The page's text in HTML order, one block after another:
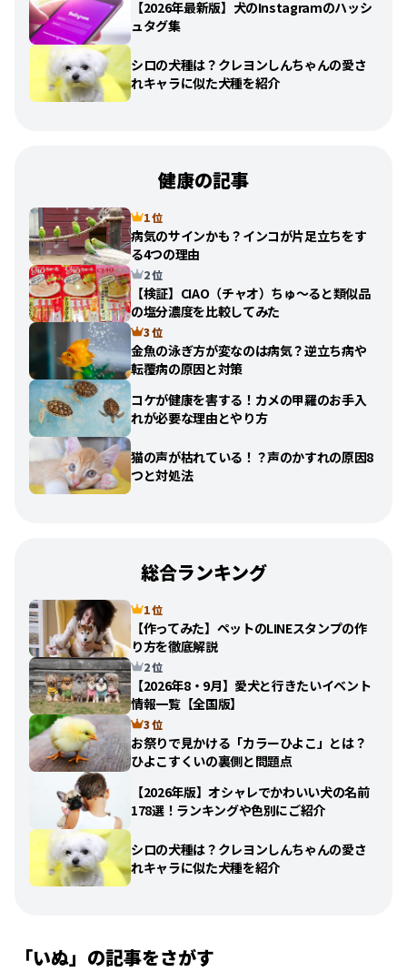
【2026年最新版】犬のInstagramのハッシ
ュタグ集
シロの犬種は？クレヨンしんちゃんの愛さ
れキャラに似た犬種を紹介
健康の記事
1 位
病気のサインかも？インコが片足立ちをす
る4つの理由
2 位
【検証】CIAO（チャオ）ちゅ〜ると類似品
の塩分濃度を比較してみた
3 位
金魚の泳ぎ方が変なのは病気？逆立ち病や
転覆病の原因と対策
コケが健康を害する！カメの甲羅のお手入
れが必要な理由とやり方
猫の声が枯れている！？声のかすれの原因8
つと対処法
総合ランキング
1 位
【作ってみた】ペットのLINEスタンプの作
り方を徹底解説
2 位
【2026年8・9月】愛犬と行きたいイベント
情報一覧【全国版】
3 位
お祭りで見かける「カラーひよこ」とは？
ひよこすくいの裏側と問題点
【2026年版】オシャレでかわいい犬の名前
178選！ランキングや色別にご紹介
シロの犬種は？クレヨンしんちゃんの愛さ
れキャラに似た犬種を紹介
「いぬ」の記事をさがす